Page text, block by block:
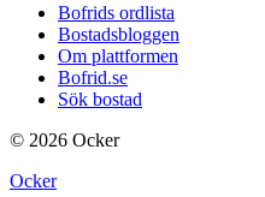
Bofrids ordlista
Bostadsbloggen
Om plattformen
Bofrid.se
Sök bostad
© 2026 Ocker
Ocker